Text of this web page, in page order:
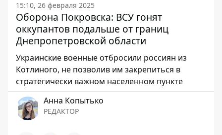
15:10, 26 февраля 2025
Оборона Покровска: ВСУ гонят
оккупантов подальше от границ
Днепропетровской области
Украинские военные отбросили россиян из
Котлиного, не позволив им закрепиться в
стратегически важном населенном пункте
Анна Копытько
РЕДАКТОР